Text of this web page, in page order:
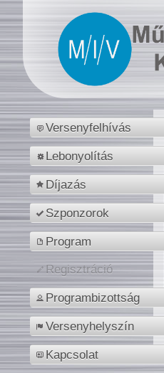
Versenyfelhívás
Lebonyolítás
Díjazás
Szponzorok
Program
Regisztráció
Programbizottság
Versenyhelyszín
Kapcsolat